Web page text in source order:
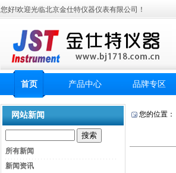
您好!欢迎光临北京金仕特仪器仪表有限公司！
首页 产品中心 品牌专区
网站新闻
所有新闻
新闻资讯
您的位置：